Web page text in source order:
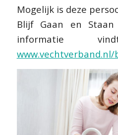
Mogelijk is deze
Blijf Gaan en
informatie